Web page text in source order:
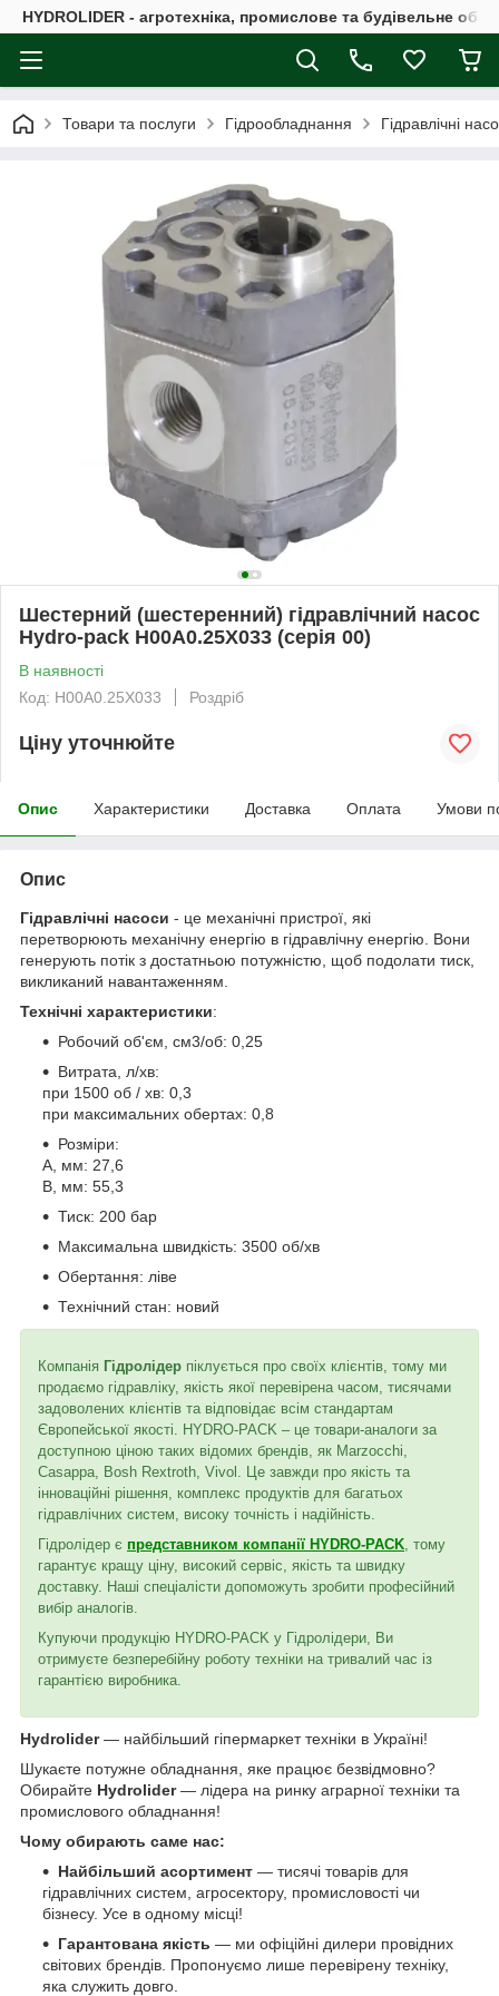
HYDROLIDER - агротехніка, промислове та будівельне
Товари та послуги Гідрообладнання Гідравлічні
Шестерний (шестеренний) гідравлічний насос
Hydro-pack H00A0.25X033 (серія 00)
В наявності
Код: H00A0.25X033
Роздріб
Ціну уточнюйте
Опис Характеристики Доставка Оплата Умови
Опис
Гідравлічні насоси - це механічні пристрої, які
перетворюють механічну енергію в гідравлічну енергію. Вони
генерують потік з достатньою потужністю, щоб подолати тиск,
викликаний навантаженням.
Технічні характеристики:
Робочий об'єм, см3/об: 0,25
Витрата, л/хв:
при 1500 об / хв: 0,3
при максимальних обертах: 0,8
Розміри:
A, мм: 27,6
B, мм: 55,3
Тиск: 200 бар
Максимальна швидкість: 3500 об/хв
Обертання: ліве
Технічний стан: новий
Компанія Гідролідер піклується про своїх клієнтів, тому ми
продаємо гідравліку, якість якої перевірена часом, тисячами
задоволених клієнтів та відповідає всім стандартам
Європейської якості. HYDRO-PACK – це товари-аналоги за
доступною ціною таких відомих брендів, як Marzocchi,
Casappa, Bosh Rextroth, Vivol. Це завжди про якість та
інноваційні рішення, комплекс продуктів для багатьох
гідравлічних систем, високу точність і надійність.
Гідролідер є представником компанії HYDRO-PACK , тому
гарантує кращу ціну, високий сервіс, якість та швидку
доставку. Наші спеціалісти допоможуть зробити професійний
вибір аналогів.
Купуючи продукцію HYDRO-PACK у Гідролідери, Ви
отримуєте безперебійну роботу техніки на тривалий час із
гарантією виробника.
Hydrolider— найбільший гіпермаркет техніки в Україні!
Шукаєте потужне обладнання, яке працює безвідмовно?
Обирайте Hydrolider— лідера на ринку аграрної техніки та
промислового обладнання!
Чому обирають саме нас:
Найбільший асортимент — тисячі товарів для
гідравлічних систем, агросектору, промисловості чи
бізнесу. Усе в одному місці!
Гарантована якість — ми офіційні дилери провідних
світових брендів. Пропонуємо лише перевірену техніку,
яка служить довго.